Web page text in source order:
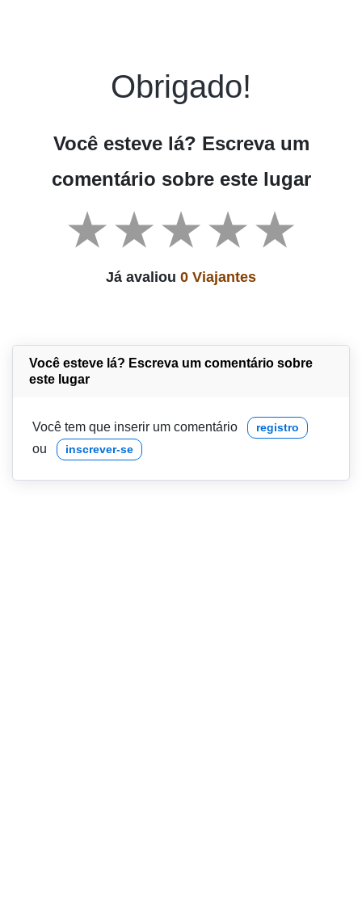
Obrigado!
Você esteve lá? Escreva um
comentário sobre este lugar
Já avaliou 0 Viajantes
Você esteve lá? Escreva um comentário sobre
este lugar
Você tem que inserir um comentário registro
ou inscrever-se